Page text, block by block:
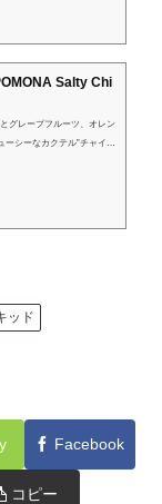
Salty Chi
グレープフルーツ、オレン
シーなカクテル”チャイナ
ッド
Facebook
コピー